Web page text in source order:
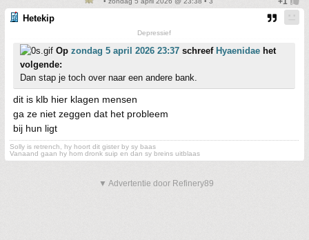
Hetekip
Depressief
Op zondag 5 april 2026 23:37 schreef Hyaenidae het
volgende:
Dan stap je toch over naar een andere bank.
dit is klb hier klagen mensen
ga ze niet zeggen dat het probleem
bij hun ligt
Solly is retrench, hy hoort dit gister by sy baas
Vanaand gaan hy hom dronk suip en dan sy breins uitblaas
▼ Advertentie door Refinery89